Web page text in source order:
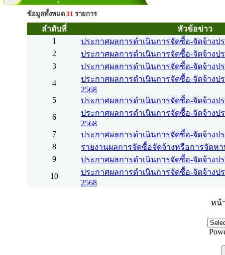
ข้อมูลทั้งหมด 31 รายการ
ลำดับที่
หัวข้อข่าว
1
ประกาศผลการดำเนินการจัดซื้อ-จัดจ้างป
2
ประกาศผลการดำเนินการจัดซื้อ-จัดจ้างป
3
ประกาศผลการดำเนินการจัดซื้อ-จัดจ้างป
4
ประกาศผลการดำเนินการจัดซื้อ-จัดจ้างป
2568
5
ประกาศผลการดำเนินการจัดซื้อ-จัดจ้างป
6
ประกาศผลการดำเนินการจัดซื้อ-จัดจ้างป
2568
7
ประกาศผลการดำเนินการจัดซื้อ-จัดจ้างป
8
รายงานผลการจัดซื้อจัดจ้างหรือการจัดห
9
ประกาศผลการดำเนินการจัดซื้อ-จัดจ้างป
10
ประกาศผลการดำเนินการจัดซื้อ-จัดจ้างป
2568
หน้